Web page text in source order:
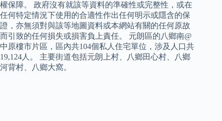
權保障。 政府沒有就該等資料的準確性或完整性，或在
任何特定情況下使用的合適性作出任何明示或隱含的保
證，亦無須對與該等地圖資料或本網站有關的任何原故
而引致的任何損失或損害負上責任。 元朗區的八鄉南@
中原樓市片區，區內共104個私人住宅單位，涉及人口共
19,124人。 主要街道包括元朗上村、八鄉田心村、八鄉
河背村、八鄉大窩。